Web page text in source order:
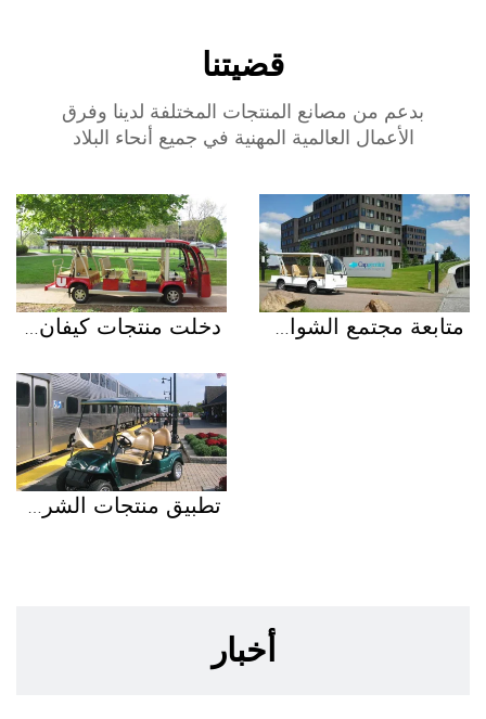
قضيتنا
بدعم من مصانع المنتجات المختلفة لدينا وفرق
الأعمال العالمية المهنية في جميع أنحاء البلاد
تطبيق منتجات الشركة في المحطات الأجنبية
أخبار